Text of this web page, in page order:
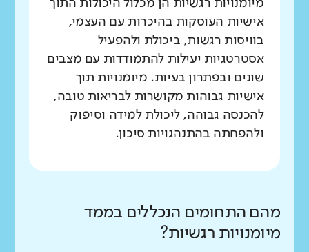
מיומנויות רגשיות הן מכלול היכולות התוך
אישיות העוסקות בהיכרות עם העצמי,
בוויסות רגשות, ביכולת ולהפעיל
אסטרטגיות יעילות להתמודדות עם מצבים
שונים ובפתרון בעיות. מיומנויות תוך
אישיות גבוהות מקושרות לבריאות טובה,
להכנסה גבוהה, ליכולת למידה וסיפוק
ולהפחתה בהתנהגויות סיכון.
מהם התחומים הנכללים בממד
מיומנויות רגשיות?